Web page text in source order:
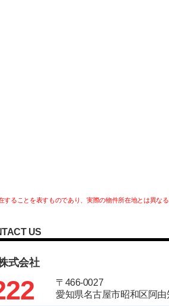
ることを表すものであり、実際の物件所在地とは異なる
US
式会社
〒466-0027
愛知県名古屋市昭和区阿由